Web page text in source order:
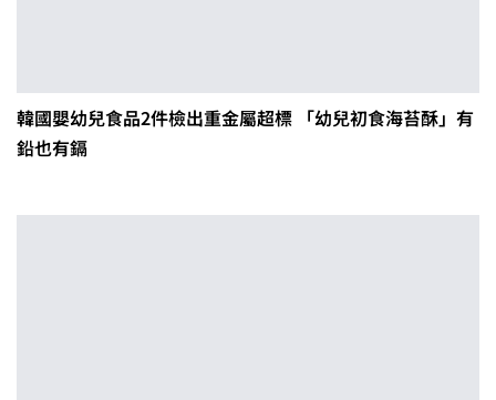
韓國嬰幼兒食品2件檢出重金屬超標 「幼兒初食海苔酥」有
鉛也有鎘